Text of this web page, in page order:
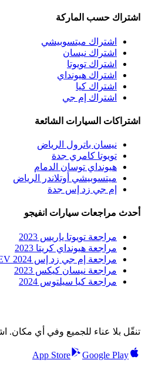
اشتراك حسب الماركة
اشتراك ميتسوبيشي
اشتراك نيسان
اشتراك تويوتا
اشتراك هيونداي
اشتراك كيا
اشتراك إم جي
اشتراكات السيارات الشائعة
نيسان باترول الرياض
تويوتا كامري جدة
هيونداي توسان الدمام
ميتسوبيشي أوتلاندر الرياض
إم جي زد إس جدة
أحدث مراجعات سيارات انفيجو
مراجعة تويوتا ياريس 2023
مراجعة هيونداي كريتا 2023
مراجعة إم جي زد إس EV 2024
مراجعة نيسان كيكس 2023
مراجعة كيا سيلتوس 2024
تنقّل بلا عناء للجميع وفي أي مكان.
App Store Google Play